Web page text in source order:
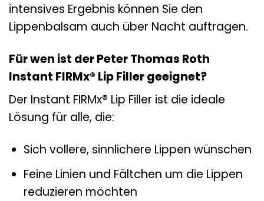
intensives Ergebnis können Sie den
Lippenbalsam auch über Nacht auftragen.
Für wen ist der Peter Thomas Roth
Instant FIRMx® Lip Filler geeignet?
Der Instant FIRMx® Lip Filler ist die ideale
Lösung für alle, die:
Sich vollere, sinnlichere Lippen wünschen
Feine Linien und Fältchen um die Lippen
reduzieren möchten